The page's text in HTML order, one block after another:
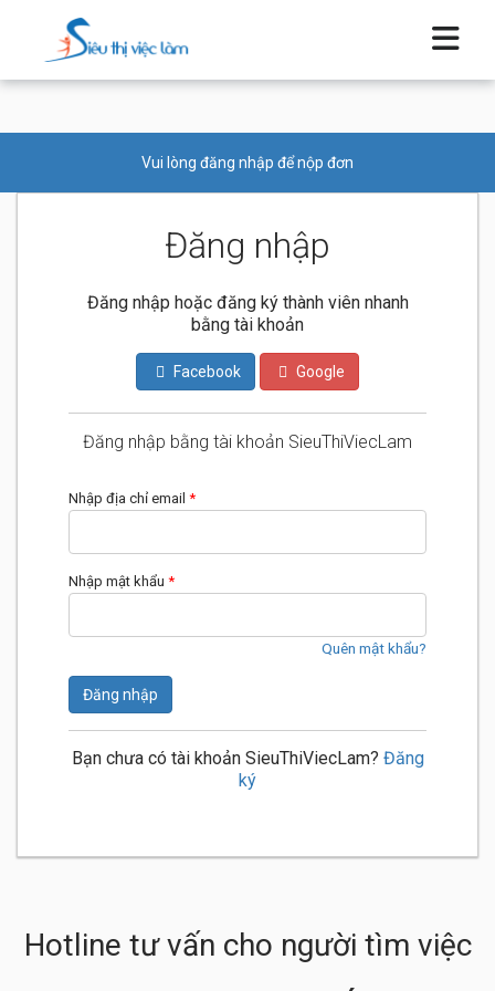
Vui lòng đăng nhập để nộp đơn
Đăng nhập
Đăng nhập hoặc đăng ký thành viên nhanh
bằng tài khoản
Facebook Google
Đăng nhập bằng tài khoản SieuThiViecLam
Nhập địa chỉ email *
Nhập mật khẩu *
Quên mật khẩu?
Đăng nhập
Bạn chưa có tài khoản SieuThiViecLam? Đăng
ký
Hotline tư vấn cho người tìm việc